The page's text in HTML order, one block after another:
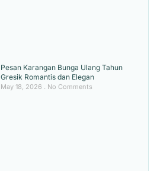
Pesan Karangan Bunga Ulang Tahun
Gresik Romantis dan Elegan
May 18, 2026 No Comments